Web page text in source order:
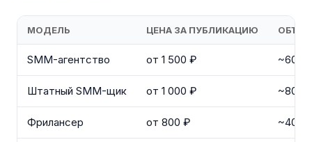
МОДЕЛЬ ЦЕНА ЗА ПУБЛИКАЦИЮ
SMM-агентство от 1 500 ₽ ~60
Штатный SMM-щик от 1 000 ₽ ~80
Фрилансер от 800 ₽ ~40